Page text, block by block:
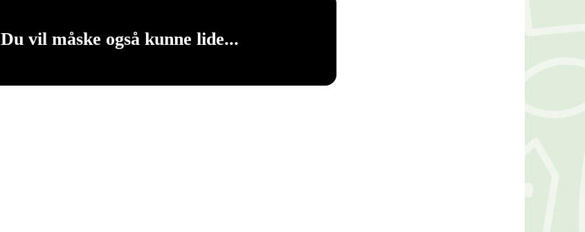
Du vil måske også kunne lide...